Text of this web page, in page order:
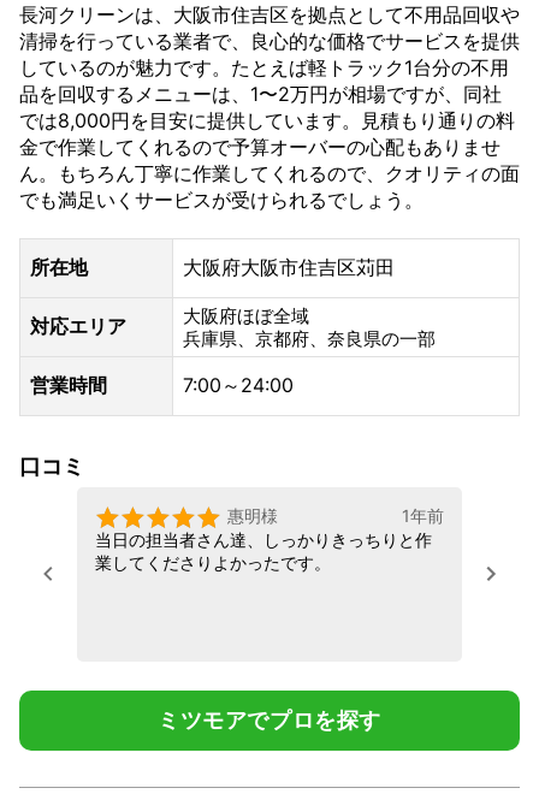
長河クリーンは、大阪市住吉区を拠点として不用品回収や
清掃を行っている業者で、良心的な価格でサービスを提供
しているのが魅力です。たとえば軽トラック1台分の不用
品を回収するメニューは、1〜2万円が相場ですが、同社
では8,000円を目安に提供しています。見積もり通りの料
金で作業してくれるので予算オーバーの心配もありませ
ん。もちろん丁寧に作業してくれるので、クオリティの面
でも満足いくサービスが受けられるでしょう。
所在地 大阪府大阪市住吉区苅田
対応エリア
大阪府ほぼ全域
兵庫県、京都府、奈良県の一部
営業時間 7:00～24:00
口コミ
惠明様
1年前
当日の担当者さん達、しっかりきっちりと作
業してくださりよかったです。
吉村様 1年前
伊東様 1年前
ミツモアでプロを探す